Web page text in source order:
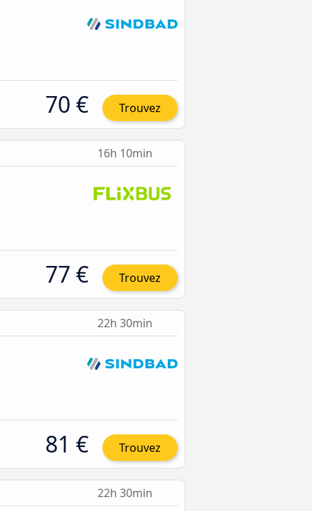
70 € Trouvez
16h 10min
77 € Trouvez
22h 30min
81 € Trouvez
22h 30min